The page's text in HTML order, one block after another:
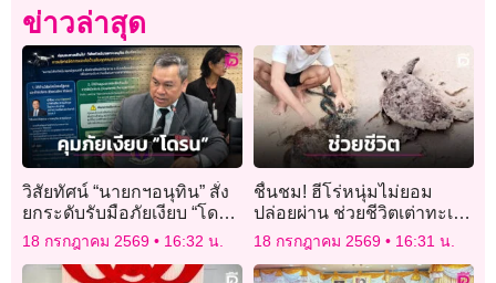
ข่าวล่าสุด
วิสัยทัศน์ “นายกฯอนุทิน” สั่ง
ยกระดับรับมือภัยเงียบ “โดรน
ไซเบอร์” ดูแลน่านฟ้าไทย
18 กรกฎาคม 2569 16:32 น.
ชื่นชม! ฮีโร่หนุ่มไม่ยอม
ปล่อยผ่าน ช่วยชีวิตเต่าทะเล
ติดอวนคืนสู่ทะเล
18 กรกฎาคม 2569 16:31 น.